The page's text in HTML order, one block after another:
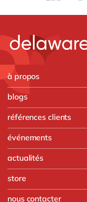
à propos
blogs
références clients
événements
actualités
store
nous contacter